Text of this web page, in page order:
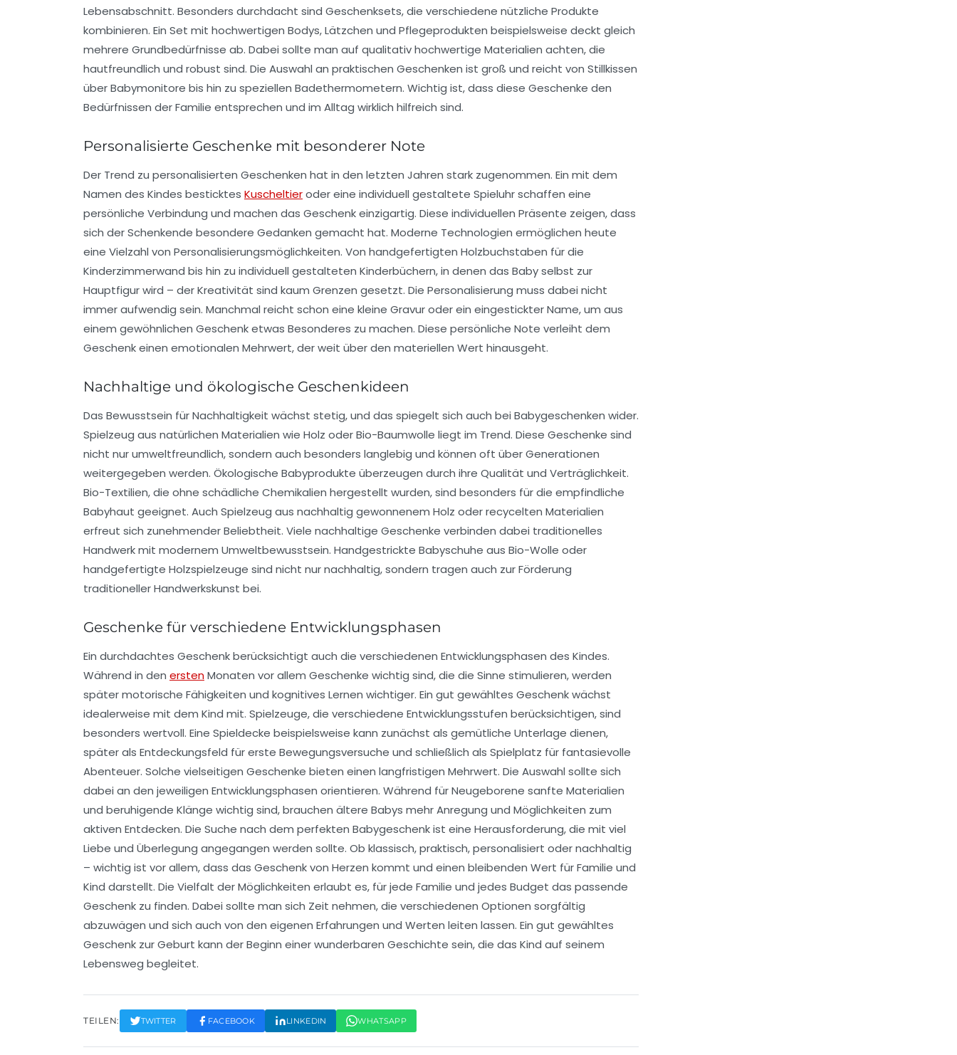
Lebensabschnitt. Besonders durchdacht sind Geschenksets, die verschiedene nützliche Produkte
kombinieren. Ein Set mit hochwertigen Bodys, Lätzchen und Pflegeprodukten beispielsweise deckt gleich
mehrere Grundbedürfnisse ab. Dabei sollte man auf qualitativ hochwertige Materialien achten, die
hautfreundlich und robust sind. Die Auswahl an praktischen Geschenken ist groß und reicht von Stillkissen
über Babymonitore bis hin zu speziellen Badethermometern. Wichtig ist, dass diese Geschenke den
Bedürfnissen der Familie entsprechen und im Alltag wirklich hilfreich sind.
Personalisierte Geschenke mit besonderer Note
Der Trend zu personalisierten Geschenken hat in den letzten Jahren stark zugenommen. Ein mit dem
Namen des Kindes besticktes Kuscheltieroder eine individuell gestaltete Spieluhr schaffen eine
persönliche Verbindung und machen das Geschenk einzigartig. Diese individuellen Präsente zeigen, dass
sich der Schenkende besondere Gedanken gemacht hat. Moderne Technologien ermöglichen heute
eine Vielzahl von Personalisierungsmöglichkeiten. Von handgefertigten Holzbuchstaben für die
Kinderzimmerwand bis hin zu individuell gestalteten Kinderbüchern, in denen das Baby selbst zur
Hauptfigur wird – der Kreativität sind kaum Grenzen gesetzt. Die Personalisierung muss dabei nicht
immer aufwendig sein. Manchmal reicht schon eine kleine Gravur oder ein eingestickter Name, um aus
einem gewöhnlichen Geschenk etwas Besonderes zu machen. Diese persönliche Note verleiht dem
Geschenk einen emotionalen Mehrwert, der weit über den materiellen Wert hinausgeht.
Nachhaltige und ökologische Geschenkideen
Das Bewusstsein für Nachhaltigkeit wächst stetig, und das spiegelt sich auch bei Babygeschenken wider.
Spielzeug aus natürlichen Materialien wie Holz oder Bio-Baumwolle liegt im Trend. Diese Geschenke sind
nicht nur umweltfreundlich, sondern auch besonders langlebig und können oft über Generationen
weitergegeben werden. Ökologische Babyprodukte überzeugen durch ihre Qualität und Verträglichkeit.
Bio-Textilien, die ohne schädliche Chemikalien hergestellt wurden, sind besonders für die empfindliche
Babyhaut geeignet. Auch Spielzeug aus nachhaltig gewonnenem Holz oder recycelten Materialien
erfreut sich zunehmender Beliebtheit. Viele nachhaltige Geschenke verbinden dabei traditionelles
Handwerk mit modernem Umweltbewusstsein. Handgestrickte Babyschuhe aus Bio-Wolle oder
handgefertigte Holzspielzeuge sind nicht nur nachhaltig, sondern tragen auch zur Förderung
traditioneller Handwerkskunst bei.
Geschenke für verschiedene Entwicklungsphasen
Ein durchdachtes Geschenk berücksichtigt auch die verschiedenen Entwicklungsphasen des Kindes.
Während in den erstenMonaten vor allem Geschenke wichtig sind, die die Sinne stimulieren, werden
später motorische Fähigkeiten und kognitives Lernen wichtiger. Ein gut gewähltes Geschenk wächst
idealerweise mit dem Kind mit. Spielzeuge, die verschiedene Entwicklungsstufen berücksichtigen, sind
besonders wertvoll. Eine Spieldecke beispielsweise kann zunächst als gemütliche Unterlage dienen,
später als Entdeckungsfeld für erste Bewegungsversuche und schließlich als Spielplatz für fantasievolle
Abenteuer. Solche vielseitigen Geschenke bieten einen langfristigen Mehrwert. Die Auswahl sollte sich
dabei an den jeweiligen Entwicklungsphasen orientieren. Während für Neugeborene sanfte Materialien
und beruhigende Klänge wichtig sind, brauchen ältere Babys mehr Anregung und Möglichkeiten zum
aktiven Entdecken. Die Suche nach dem perfekten Babygeschenk ist eine Herausforderung, die mit viel
Liebe und Überlegung angegangen werden sollte. Ob klassisch, praktisch, personalisiert oder nachhaltig
– wichtig ist vor allem, dass das Geschenk von Herzen kommt und einen bleibenden Wert für Familie und
Kind darstellt. Die Vielfalt der Möglichkeiten erlaubt es, für jede Familie und jedes Budget das passende
Geschenk zu finden. Dabei sollte man sich Zeit nehmen, die verschiedenen Optionen sorgfältig
abzuwägen und sich auch von den eigenen Erfahrungen und Werten leiten lassen. Ein gut gewähltes
Geschenk zur Geburt kann der Beginn einer wunderbaren Geschichte sein, die das Kind auf seinem
Lebensweg begleitet.
TEILEN: TWITTER FACEBOOK LINKEDIN WHATSAPP